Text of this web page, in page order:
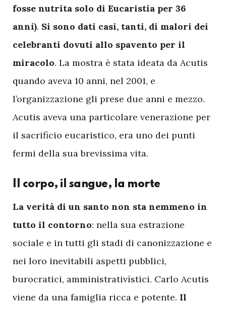
fosse nutrita solo di Eucaristia per 36
anni). Si sono dati casi, tanti, di malori dei
celebranti dovuti allo spavento per il
miracolo. La mostra è stata ideata da Acutis
quando aveva 10 anni, nel 2001, e
l’organizzazione gli prese due anni e mezzo.
Acutis aveva una particolare venerazione per
il sacrificio eucaristico, era uno dei punti
fermi della sua brevissima vita.
ll corpo, il sangue, la morte
La verità di un santo non sta nemmeno in
tutto il contorno: nella sua estrazione
sociale e in tutti gli stadi di canonizzazione e
nei loro inevitabili aspetti pubblici,
burocratici, amministrativìstici. Carlo Acutis
viene da una famiglia ricca e potente. Il